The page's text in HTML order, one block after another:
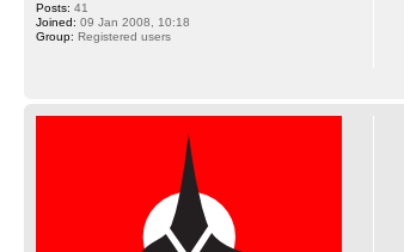
Posts: 41
Joined: 09 Jan 2008, 10:18
Group: Registered users